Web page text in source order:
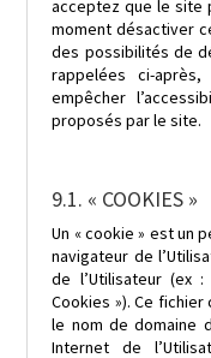
acceptez que le site
moment désactiver
des possibilités de
rappelées ci-
empêcher
proposés par le site.
9.1. « COOKIES »
Un « cookie » est un
navigateur de
de l’Utilisateur (ex
Cookies »). Ce
le nom de domaine
Internet de